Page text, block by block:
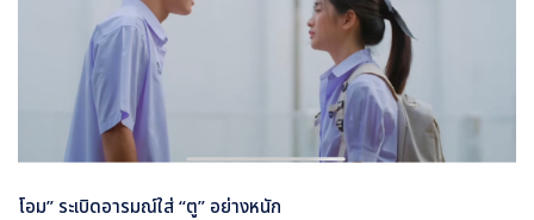
โอม” ระเบิดอารมณ์ใส่ “ตู” อย่างหนัก